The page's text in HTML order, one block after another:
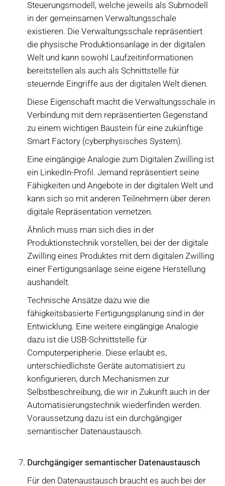
Steuerungsmodell, welche jeweils als Submodell
in der gemeinsamen Verwaltungsschale
existieren. Die Verwaltungsschale repräsentiert
die physische Produktionsanlage in der digitalen
Welt und kann sowohl Laufzeitinformationen
bereitstellen als auch als Schnittstelle für
steuernde Eingriffe aus der digitalen Welt dienen.
Diese Eigenschaft macht die Verwaltungsschale in
Verbindung mit dem repräsentierten Gegenstand
zu einem wichtigen Baustein für eine zukünftige
Smart Factory (cyberphysisches System).
Eine eingängige Analogie zum Digitalen Zwilling ist
ein LinkedIn-Profil. Jemand repräsentiert seine
Fähigkeiten und Angebote in der digitalen Welt und
kann sich so mit anderen Teilnehmern über deren
digitale Repräsentation vernetzen.
Ähnlich muss man sich dies in der
Produktionstechnik vorstellen, bei der der digitale
Zwilling eines Produktes mit dem digitalen Zwilling
einer Fertigungsanlage seine eigene Herstellung
aushandelt.
Technische Ansätze dazu wie die
fähigkeitsbasierte Fertigungsplanung sind in der
Entwicklung. Eine weitere eingängige Analogie
dazu ist die USB-Schnittstelle für
Computerperipherie. Diese erlaubt es,
unterschiedlichste Geräte automatisiert zu
konfigurieren, durch Mechanismen zur
Selbstbeschreibung, die wir in Zukunft auch in der
Automatisierungstechnik wiederfinden werden.
Voraussetzung dazu ist ein durchgängiger
semantischer Datenaustausch.
Durchgängiger semantischer Datenaustausch
Für den Datenaustausch braucht es auch bei der